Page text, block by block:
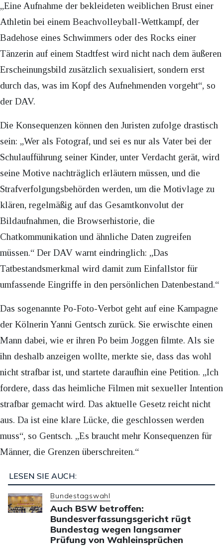
„Eine Aufnahme der bekleideten weiblichen Brust einer
Athletin bei einem Beachvolleyball-Wettkampf, der
Badehose eines Schwimmers oder des Rocks einer
Tänzerin auf einem Stadtfest wird nicht nach dem äußeren
Erscheinungsbild zusätzlich sexualisiert, sondern erst
durch das, was im Kopf des Aufnehmenden vorgeht“, so
der DAV.
Die Konsequenzen können den Juristen zufolge drastisch
sein: „Wer als Fotograf, und sei es nur als Vater bei der
Schulaufführung seiner Kinder, unter Verdacht gerät, wird
seine Motive nachträglich erläutern müssen, und die
Strafverfolgungsbehörden werden, um die Motivlage zu
klären, regelmäßig auf das Gesamtkonvolut der
Bildaufnahmen, die Browserhistorie, die
Chatkommunikation und ähnliche Daten zugreifen
müssen.“ Der DAV warnt eindringlich: „Das
Tatbestandsmerkmal wird damit zum Einfallstor für
umfassende Eingriffe in den persönlichen Datenbestand.“
Das sogenannte Po-Foto-Verbot geht auf eine Kampagne
der Kölnerin Yanni Gentsch zurück. Sie erwischte einen
Mann dabei, wie er ihren Po beim Joggen filmte. Als sie
ihn deshalb anzeigen wollte, merkte sie, dass das wohl
nicht strafbar ist, und startete daraufhin eine Petition. „Ich
fordere, dass das heimliche Filmen mit sexueller Intention
strafbar gemacht wird. Das aktuelle Gesetz reicht nicht
aus. Da ist eine klare Lücke, die geschlossen werden
muss“, so Gentsch. „Es braucht mehr Konsequenzen für
Männer, die Grenzen überschreiten.“
LESEN SIE AUCH:
Bundestagswahl
Auch BSW betroffen:
Bundesverfassungsgericht rügt
Bundestag wegen langsamer
Prüfung von Wahleinsprüchen